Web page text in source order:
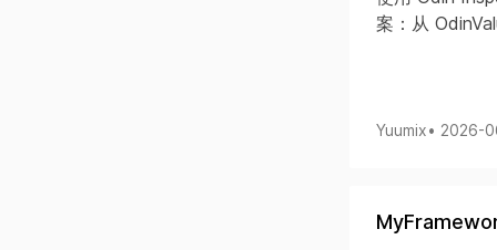
案：从
Yuumix• 2026-